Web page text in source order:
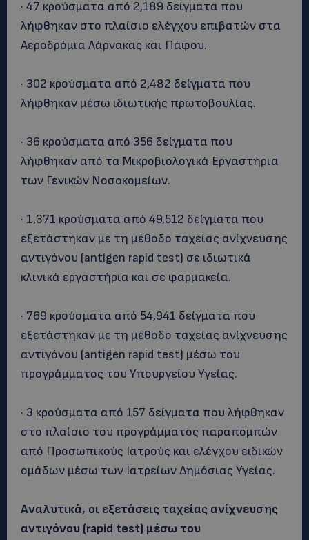
· 47 κρούσματα από 2,189 δείγματα που
λήφθηκαν στο πλαίσιο ελέγχου επιβατών στα
Αεροδρόμια Λάρνακας και Πάφου.
· 302 κρούσματα από 2,482 δείγματα που
λήφθηκαν μέσω ιδιωτικής πρωτοβουλίας.
· 36 κρούσματα από 356 δείγματα που
λήφθηκαν από τα Μικροβιολογικά Εργαστήρια
των Γενικών Νοσοκομείων.
· 1,371 κρούσματα από 49,512 δείγματα που
εξετάστηκαν με τη μέθοδο ταχείας ανίχνευσης
αντιγόνου (antigen rapid test) σε ιδιωτικά
κλινικά εργαστήρια και σε φαρμακεία.
· 769 κρούσματα από 54,941 δείγματα που
εξετάστηκαν με τη μέθοδο ταχείας ανίχνευσης
αντιγόνου (antigen rapid test) μέσω του
προγράμματος του Υπουργείου Υγείας.
· 3 κρούσματα από 157 δείγματα που λήφθηκαν
στο πλαίσιο του προγράμματος παραπομπών
από Προσωπικούς Ιατρούς και ελέγχου ειδικών
ομάδων μέσω των Ιατρείων Δημόσιας Υγείας.
Αναλυτικά, οι εξετάσεις ταχείας ανίχνευσης
αντιγόνου (rapid test) μέσω του